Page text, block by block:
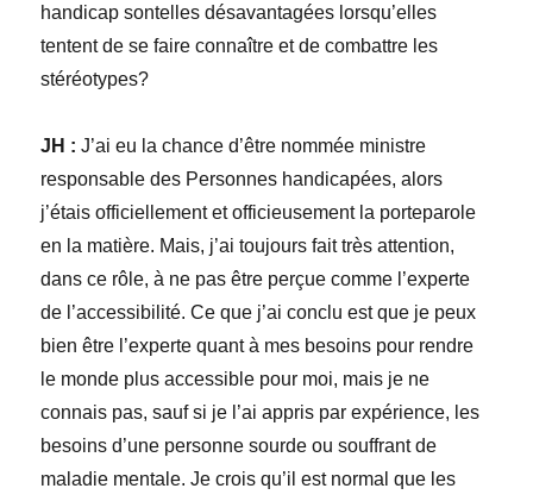
handicap sontelles désavantagées lorsqu’elles
tentent de se faire connaître et de combattre les
stéréotypes?
JH : J’ai eu la chance d’être nommée ministre
responsable des Personnes handicapées, alors
j’étais officiellement et officieusement la porteparole
en la matière. Mais, j’ai toujours fait très attention,
dans ce rôle, à ne pas être perçue comme l’experte
de l’accessibilité. Ce que j’ai conclu est que je peux
bien être l’experte quant à mes besoins pour rendre
le monde plus accessible pour moi, mais je ne
connais pas, sauf si je l’ai appris par expérience, les
besoins d’une personne sourde ou souffrant de
maladie mentale. Je crois qu’il est normal que les